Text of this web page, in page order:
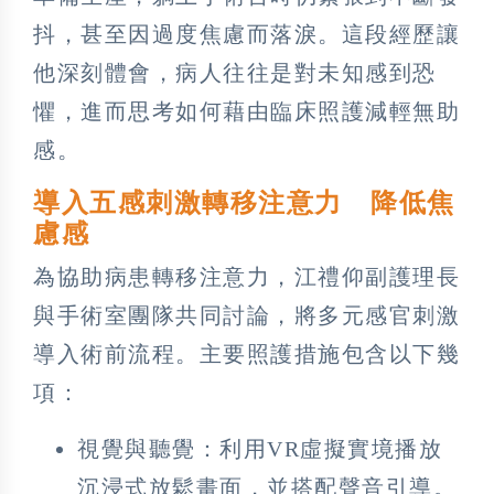
抖，甚至因過度焦慮而落淚。這段經歷讓
他深刻體會，病人往往是對未知感到恐
懼，進而思考如何藉由臨床照護減輕無助
感。
導入五感刺激轉移注意力 降低焦
慮感
為協助病患轉移注意力，江禮仰副護理長
與手術室團隊共同討論，將多元感官刺激
導入術前流程。主要照護措施包含以下幾
項：
視覺與聽覺：利用VR虛擬實境播放
沉浸式放鬆畫面，並搭配聲音引導。